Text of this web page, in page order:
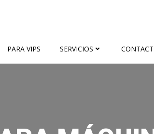
PARA VIPS SERVICIOS